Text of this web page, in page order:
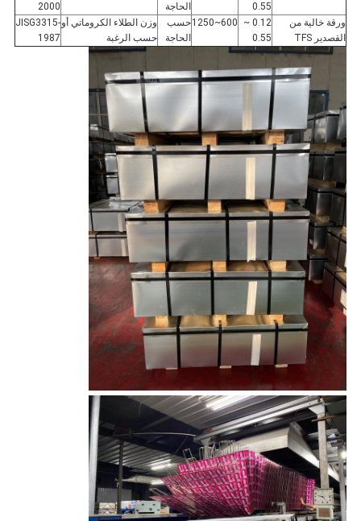
0.55
الحاجة
2000
ورقة خالية من
القصدير TFS
0.12 ~
0.55
600~1250
حسب
الحاجة
وزن الطلاء الكروماتي أو
حسب الرغبة
JISG3315-
1987